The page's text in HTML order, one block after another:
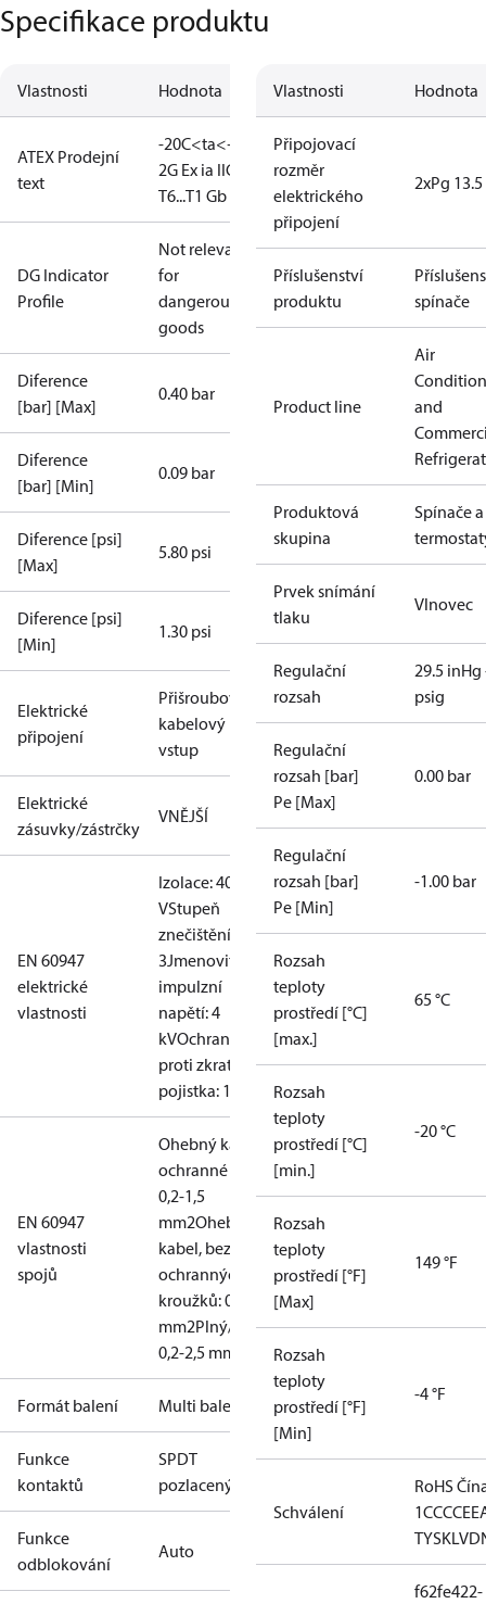
Specifikace produktu
Vlastnosti Hodnota
ATEX Prodejní
text
-20C<ta<+65C
2G Ex ia IIC
T6...T1 Gb
DG Indicator
Profile
Not relevant
for
dangerous
goods
Diference
[bar] [Max]
0.40 bar
Diference
[bar] [Min]
0.09 bar
Diference [psi]
[Max]
5.80 psi
Diference [psi]
[Min]
1.30 psi
Elektrické
připojení
Přišroubovaný
kabelový
vstup
Elektrické
zásuvky/zástrčky
VNĚJŠÍ
EN 60947
elektrické
vlastnosti
Izolace: 400
VStupeň
znečištění:
3Jmenovité
impulzní
napětí: 4
kVOchrana
proti zkratu,
pojistka: 10 A
EN 60947
vlastnosti
spojů
Ohebný kabel,
ochranné kroužky:
0,2-1,5
mm2Ohebný
kabel, bez
ochranných
kroužků: 0,2-2,5
mm2Plný/spletený:
0,2-2,5 mm2
Formát balení Multi balení
Funkce
kontaktů
SPDT
pozlacený
Funkce
odblokování
Auto
Vlastnosti Hodnota
Připojovací
rozměr
elektrického
připojení
2xPg 13.5
Příslušenství
produktu
spínače
Product line
Air
and
Produktová
skupina
Spínače a
Prvek snímání
tlaku
Vlnovec
Regulační
rozsah
29.5 inHg
psig
Regulační
rozsah [bar]
Pe [Max]
0.00 bar
Regulační
rozsah [bar]
Pe [Min]
-1.00 bar
Rozsah
teploty
prostředí [°C]
[max.]
65 °C
Rozsah
teploty
prostředí [°C]
[min.]
-20 °C
Rozsah
teploty
prostředí [°F]
[Max]
149 °F
Rozsah
teploty
prostředí [°F]
[Min]
-4 °F
Schválení
RoHS
1CCCCE
TYSKLVD
f62fe422-